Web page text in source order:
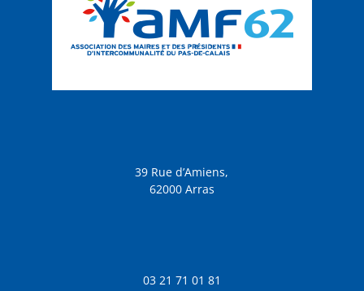
39 Rue d’Amiens,
62000 Arras
03 21 71 01 81